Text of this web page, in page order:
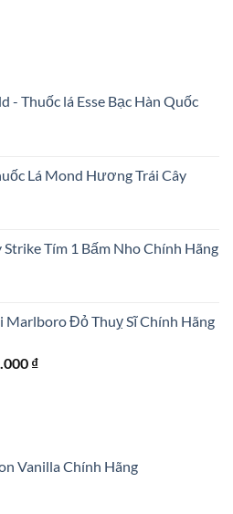
- Thuốc lá Esse Bạc Hàn Quốc
Lá Mond Hương Trái Cây
Strike Tím 1 Bấm Nho Chính Hãng
Marlboro Đỏ Thuỵ Sĩ Chính Hãng
₫Giá
Vanilla Chính Hãng